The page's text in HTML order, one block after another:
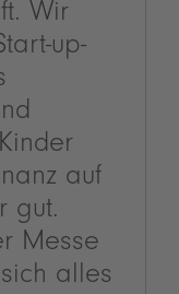
Wir
up-
auf
gut.
Messe
alles